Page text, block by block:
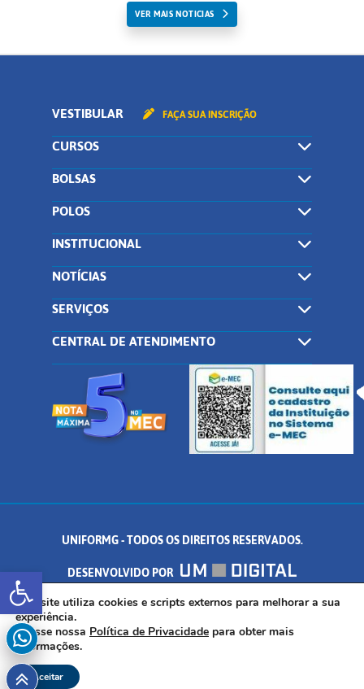
Abrir a barra de ferramentas
VER MAIS NOTICIAS
VESTIBULAR FAÇA SUA INSCRIÇÃO
CURSOS
BOLSAS
POLOS
INSTITUCIONAL
NOTÍCIAS
SERVIÇOS
CENTRAL DE ATENDIMENTO
UNIFORMG - TODOS OS DIREITOS RESERVADOS.
DESENVOLVIDO POR
AV. DR. ARNALDO DE SENNA, 328 - PALMEIRAS, FORMIGA/MG - CEP:
35.574.530
Este site utiliza cookies e scripts externos para melhorar a sua
experiência.
Acesse nossa Política de Privacidade para obter mais
informações.
Aceitar